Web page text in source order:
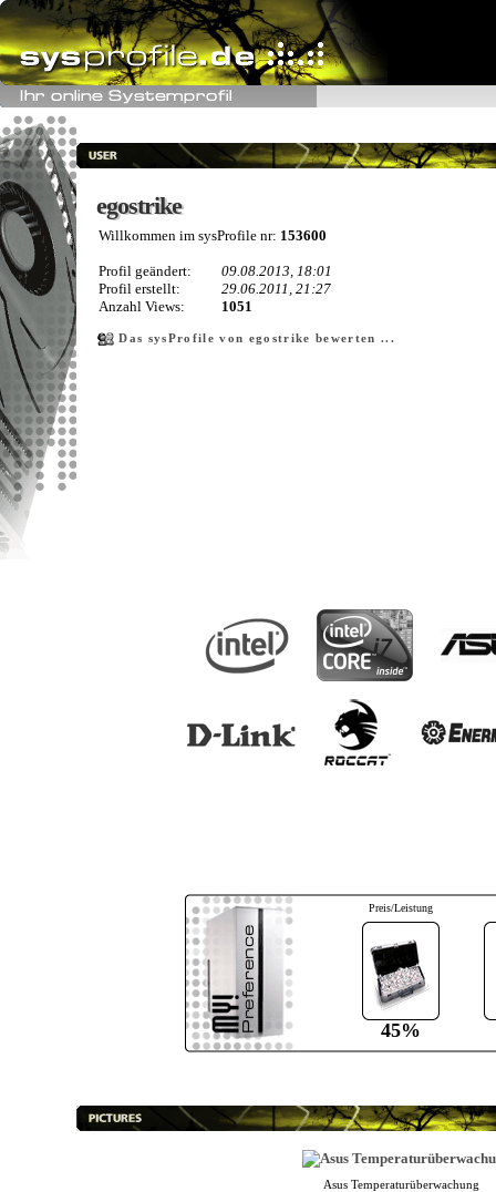
egostrike
egostrike
Willkommen im sysProfile nr: 153600
Profil geändert:
09.08.2013, 18:01
Profil erstellt:
29.06.2011, 21:27
Anzahl Views:
1051
Das sysProfile von egostrike bewerten ...
Preis/Leistung
45%
Asus Temperaturüberwachung